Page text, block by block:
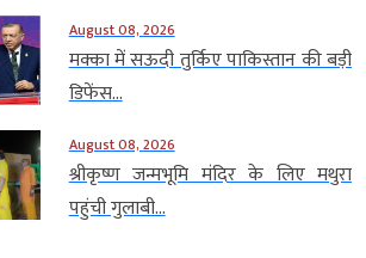
August 08, 2026
मक्का में सऊदी तुर्किए पाकिस्तान की बड़ी
डिफेंस...
August 08, 2026
श्रीकृष्ण जन्मभूमि मंदिर के लिए मथुरा
पहुंची गुलाबी...